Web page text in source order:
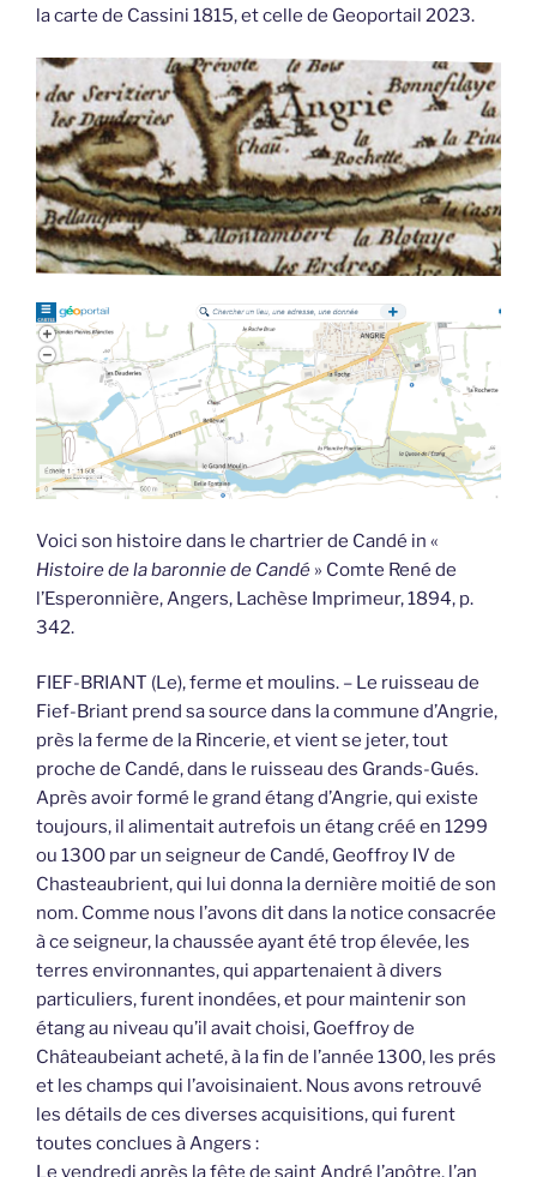
la carte de Cassini 1815, et celle de Geoportail 2023.
Voici son histoire dans le chartrier de Candé in «
Histoire de la baronnie de Candé » Comte René de
l’Esperonnière, Angers, Lachèse Imprimeur, 1894, p.
342.
FIEF-BRIANT (Le), ferme et moulins. – Le ruisseau de
Fief-Briant prend sa source dans la commune d’Angrie,
près la ferme de la Rincerie, et vient se jeter, tout
proche de Candé, dans le ruisseau des Grands-Gués.
Après avoir formé le grand étang d’Angrie, qui existe
toujours, il alimentait autrefois un étang créé en 1299
ou 1300 par un seigneur de Candé, Geoffroy IV de
Chasteaubrient, qui lui donna la dernière moitié de son
nom. Comme nous l’avons dit dans la notice consacrée
à ce seigneur, la chaussée ayant été trop élevée, les
terres environnantes, qui appartenaient à divers
particuliers, furent inondées, et pour maintenir son
étang au niveau qu’il avait choisi, Goeffroy de
Châteaubeiant acheté, à la fin de l’année 1300, les prés
et les champs qui l’avoisinaient. Nous avons retrouvé
les détails de ces diverses acquisitions, qui furent
toutes conclues à Angers :
Le vendredi après la fête de saint André l’apôtre, l’an